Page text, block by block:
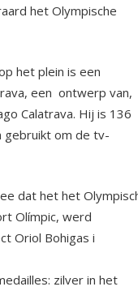
het Olympische
het plein is een
een ontwerp van,
Calatrava. Hij is 136
gebruikt om de tv-
dat het het
Olímpic, werd
Oriol Bohigas i
zilver in het